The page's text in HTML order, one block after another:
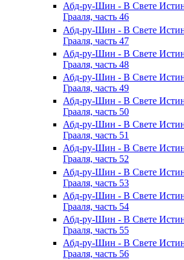
Абд-ру-Шин - В Свете
Грааля, часть 46
Абд-ру-Шин - В Свете
Грааля, часть 47
Абд-ру-Шин - В Свете
Грааля, часть 48
Абд-ру-Шин - В Свете
Грааля, часть 49
Абд-ру-Шин - В Свете
Грааля, часть 50
Абд-ру-Шин - В Свете
Грааля, часть 51
Абд-ру-Шин - В Свете
Грааля, часть 52
Абд-ру-Шин - В Свете
Грааля, часть 53
Абд-ру-Шин - В Свете
Грааля, часть 54
Абд-ру-Шин - В Свете
Грааля, часть 55
Абд-ру-Шин - В Свете
Грааля, часть 56